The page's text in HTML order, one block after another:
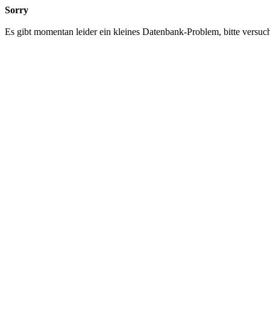
Sorry
Es gibt momentan leider ein kleines Datenbank-Problem, bitte